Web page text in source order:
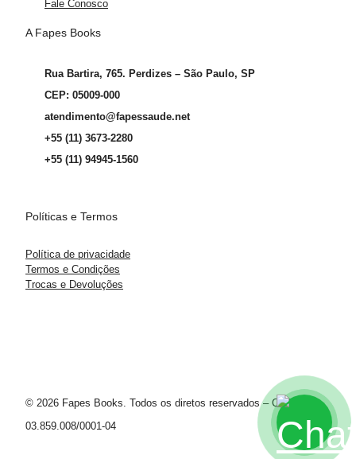
Fale Conosco
A Fapes Books
Rua Bartira, 765. Perdizes – São Paulo, SP
CEP: 05009-000
atendimento@fapessaude.net
+55 (11) 3673-2280
+55 (11) 94945-1560
Políticas e Termos
Política de privacidade
Termos e Condições
Trocas e Devoluções
© 2026 Fapes Books. Todos os diretos reservados – CNPJ
03.859.008/0001-04